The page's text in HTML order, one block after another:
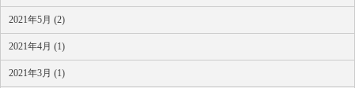
2021年5月 (2)
2021年4月 (1)
2021年3月 (1)